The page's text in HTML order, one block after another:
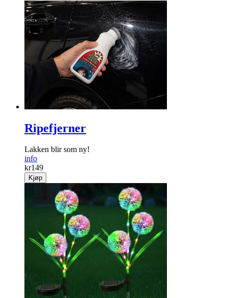
Ripefjerner
Lakken blir som ny!
info
kr149
Kjøp